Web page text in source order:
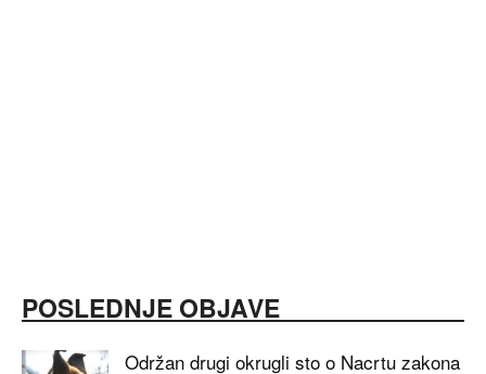
POSLEDNJE OBJAVE
Održan drugi okrugli sto o Nacrtu zakona